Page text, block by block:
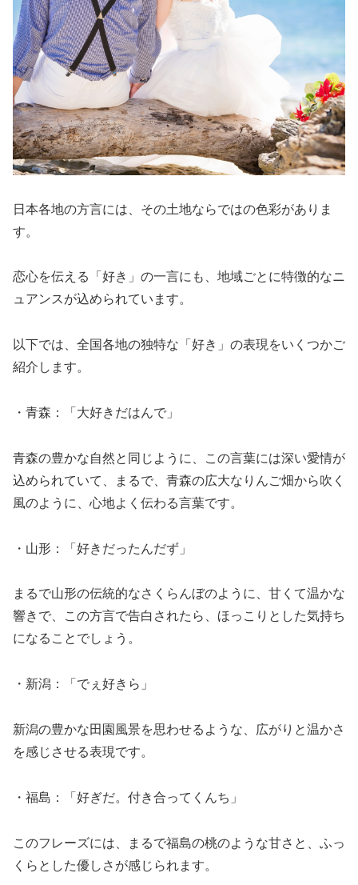
日本各地の方言には、その土地ならではの色彩がありま
す。
恋心を伝える「好き」の一言にも、地域ごとに特徴的なニ
ュアンスが込められています。
以下では、全国各地の独特な「好き」の表現をいくつかご
紹介します。
・青森：「大好きだはんで」
青森の豊かな自然と同じように、この言葉には深い愛情が
込められていて、まるで、青森の広大なりんご畑から吹く
風のように、心地よく伝わる言葉です。
・山形：「好きだったんだず」
まるで山形の伝統的なさくらんぼのように、甘くて温かな
響きで、この方言で告白されたら、ほっこりとした気持ち
になることでしょう。
・新潟：「でぇ好きら」
新潟の豊かな田園風景を思わせるような、広がりと温かさ
を感じさせる表現です。
・福島：「好ぎだ。付き合ってくんち」
このフレーズには、まるで福島の桃のような甘さと、ふっ
くらとした優しさが感じられます。